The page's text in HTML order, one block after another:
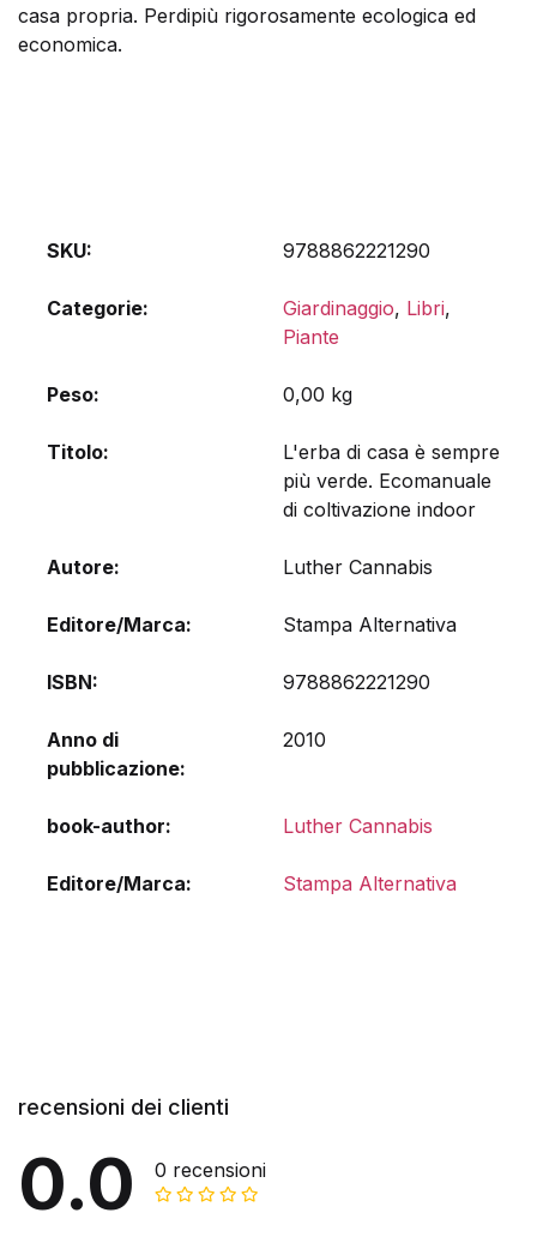
casa propria. Perdipiù rigorosamente ecologica ed
economica.
SKU: 9788862221290
Categorie: Giardinaggio, Libri,
Piante
Peso 0,00 kg
Titolo
L'erba di casa è sempre
più verde. Ecomanuale
di coltivazione indoor
Autore Luther Cannabis
Editore/Marca Stampa Alternativa
ISBN 9788862221290
Anno di
pubblicazione
2010
book-author Luther Cannabis
Editore/Marca Stampa Alternativa
recensioni dei clienti
0.0 0 recensioni